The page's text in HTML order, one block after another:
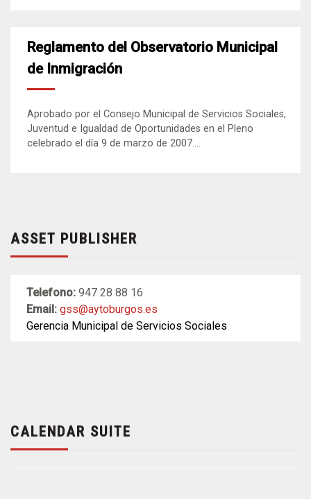
Reglamento del Observatorio Municipal
de Inmigración
Aprobado por el Consejo Municipal de Servicios Sociales,
Juventud e Igualdad de Oportunidades en el Pleno
celebrado el día 9 de marzo de 2007....
ASSET PUBLISHER
Telefono: 947 28 88 16
Email: gss@aytoburgos.es
Gerencia Municipal de Servicios Sociales
CALENDAR SUITE